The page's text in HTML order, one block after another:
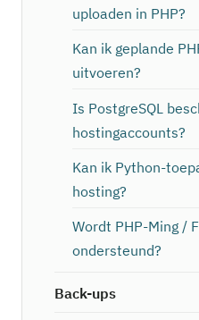
uploaden in PHP?
Kan ik geplande
uitvoeren?
Is PostgreSQL
hostingaccounts?
Kan ik Python-
hosting?
Wordt PHP-Ming /
ondersteund?
Back-ups